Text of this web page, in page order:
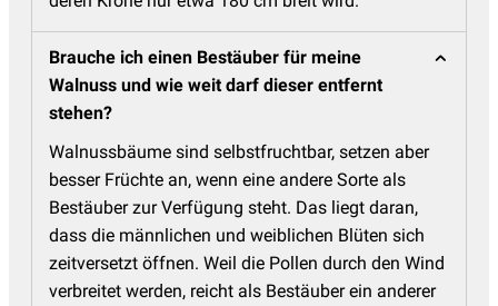
Brauche ich einen Bestäuber für meine
Walnuss und wie weit darf dieser entfernt
stehen?
Walnussbäume sind selbstfruchtbar, setzen aber
besser Früchte an, wenn eine andere Sorte als
Bestäuber zur Verfügung steht. Das liegt daran,
dass die männlichen und weiblichen Blüten sich
zeitversetzt öffnen. Weil die Pollen durch den Wind
verbreitet werden, reicht als Bestäuber ein anderer